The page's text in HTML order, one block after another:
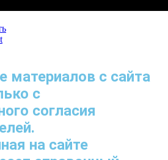
материалов с сайта
с
согласия
на сайте